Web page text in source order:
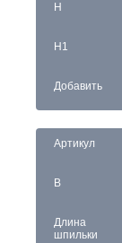
H
H1
Добавить
Артикул
B
Длина
шпильки